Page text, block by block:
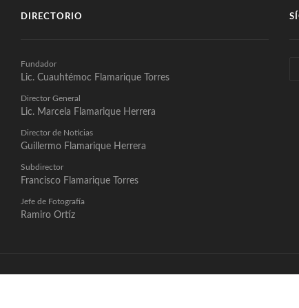
DIRECTORIO
Fundador
Lic. Cuauhtémoc Flamarique Torres
Director General
Lic. Marcela Flamarique Herrera
Director de Noticias
Guillermo Flamarique Herrera
Subdirector
Francisco Flamarique Torres
Jefe de Fotografía
Ramiro Ortíz